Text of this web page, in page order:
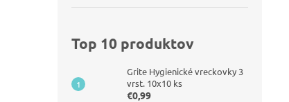
Top 10 produktov
Grite Hygienické vreckovky 3
vrst. 10x10 ks
€0,99